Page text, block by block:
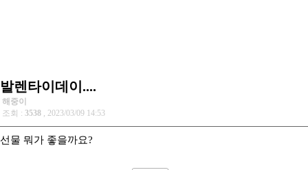
발렌타이데이....
해중이
조회 : 3538 , 2023/03/09 14:53
선물 뭐가 좋을까요?